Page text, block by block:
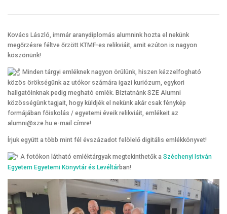
SZOLGÁLTATÁSOK ÉVFOLYAMOK
Kovács László, immár aranydiplomás alumnink hozta el nekünk
megőrzésre féltve őrzött KTMF-es relikviáit, amit ezúton is nagyon
köszönünk!
Minden tárgyi emléknek nagyon örülünk, hiszen kézzelfogható
közös örökségünk az utókor számára igazi kuriózum, egykori
hallgatóinknak pedig megható emlék. Bíztatnánk SZE Alumni
közösségünk tagjait, hogy küldjék el nekünk akár csak fénykép
formájában főiskolás / egyetemi éveik relikviáit, emlékeit az
alumni@sze.hu e-mail címre!
Írjuk együtt a több mint fél évszázadot felölelő digitális emlékkönyvet!
A fotókon látható emléktárgyak megtekinthetők a Széchenyi István
Egyetem Egyetemi Könyvtár és Levéltárban!